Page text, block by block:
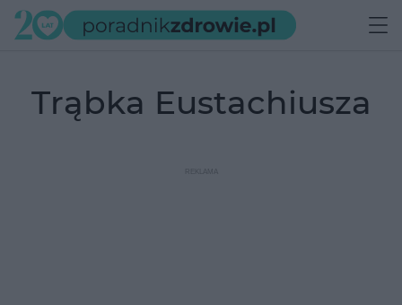
trąbka Eustachiusza